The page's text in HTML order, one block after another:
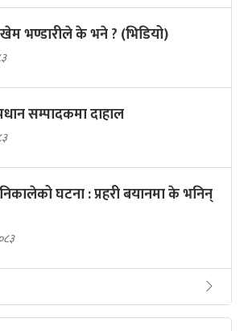
भण्डारीले के भने ? (भिडियो)
सम्पादकमा दाहाल
घटना : प्रहरी बयानमा के भनिन्